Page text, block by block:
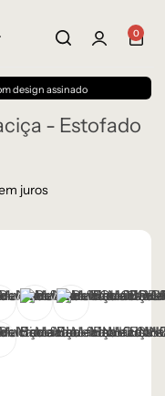
0
- Estofado
juros
105 – C
ESCURO 106 – C
93 – C
AVELUDADO CINZA
AVELUDADO
LINHOLINHO CINZA
A32 – A
CINZA 34 – ATERRACOTA 30 –